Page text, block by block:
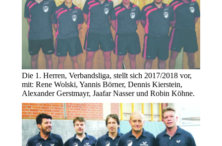
Die 1. Herren, Verbandsliga, stellt sich 2017/2018 vor,
mit: Rene Wolski, Yannis Börner, Dennis Kierstein,
Alexander Gerstmayr, Jaafar Nasser und Robin Köhne.